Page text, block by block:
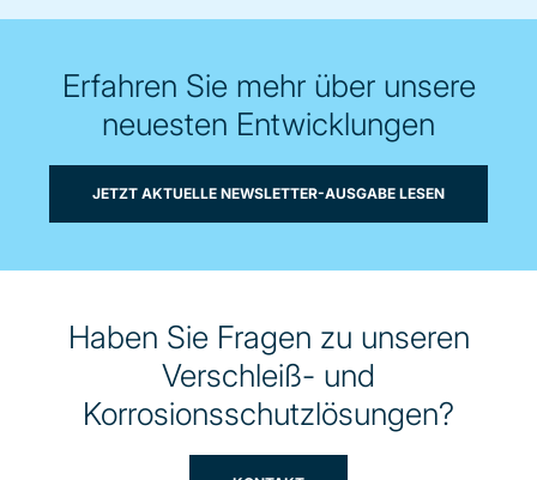
Erfahren Sie mehr über unsere
neuesten Entwicklungen
JETZT AKTUELLE NEWSLETTER-AUSGABE LESEN
Haben Sie Fragen zu unseren
Verschleiß- und
Korrosionsschutzlösungen?